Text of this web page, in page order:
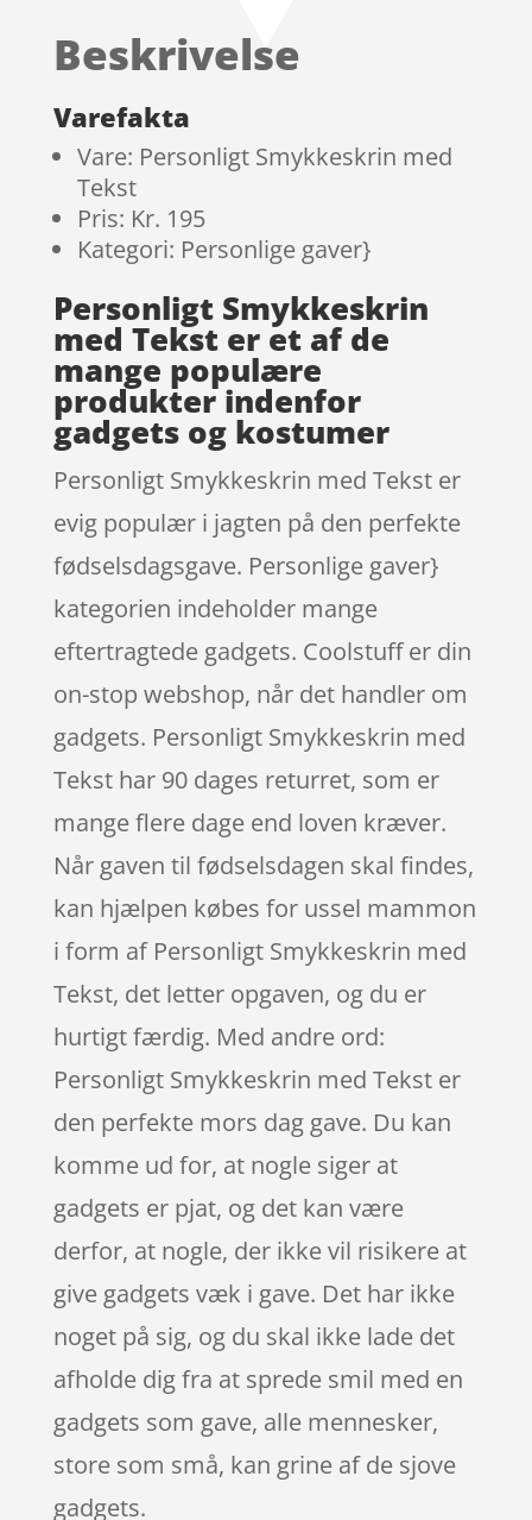
Beskrivelse
Varefakta
Vare: Personligt Smykkeskrin med
Tekst
Pris: Kr. 195
Kategori: Personlige gaver}
Personligt Smykkeskrin
med Tekst er et af de
mange populære
produkter indenfor
gadgets og kostumer
Personligt Smykkeskrin med Tekst er
evig populær i jagten på den perfekte
fødselsdagsgave. Personlige gaver}
kategorien indeholder mange
eftertragtede gadgets. Coolstuff er din
on-stop webshop, når det handler om
gadgets. Personligt Smykkeskrin med
Tekst har 90 dages returret, som er
mange flere dage end loven kræver.
Når gaven til fødselsdagen skal findes,
kan hjælpen købes for ussel mammon
i form af Personligt Smykkeskrin med
Tekst, det letter opgaven, og du er
hurtigt færdig. Med andre ord:
Personligt Smykkeskrin med Tekst er
den perfekte mors dag gave. Du kan
komme ud for, at nogle siger at
gadgets er pjat, og det kan være
derfor, at nogle, der ikke vil risikere at
give gadgets væk i gave. Det har ikke
noget på sig, og du skal ikke lade det
afholde dig fra at sprede smil med en
gadgets som gave, alle mennesker,
store som små, kan grine af de sjove
gadgets.